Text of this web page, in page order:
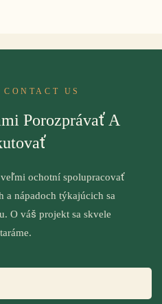
US
Porozprávať A
ochotní spolupracovať
a nápadoch týkajúcich sa
O váš projekt sa skvele